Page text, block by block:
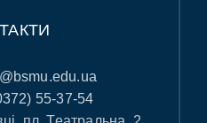
55-37-54